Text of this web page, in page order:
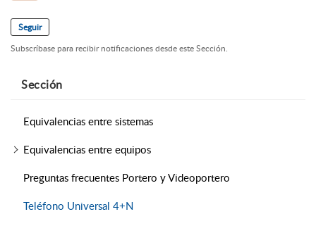
Seguir
Subscríbase para recibir notificaciones desde este Sección.
Sección
Equivalencias entre sistemas
Equivalencias entre equipos
Preguntas frecuentes Portero y Videoportero
Teléfono Universal 4+N